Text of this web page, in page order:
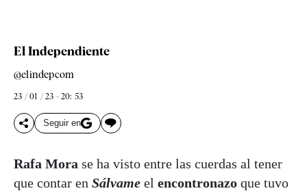
El Independiente
@elindepcom
23 / 01 / 23 - 20: 53
Seguir en
Rafa Mora se ha visto entre las cuerdas al tener
que contar en Sálvame el encontronazo que tuvo